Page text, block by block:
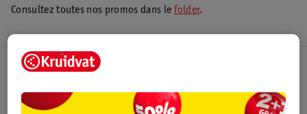
Consultez toutes nos promos dans le folder.